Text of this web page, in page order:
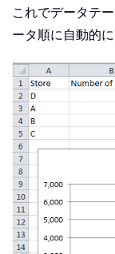
これでデータテ
ータ順に自動的